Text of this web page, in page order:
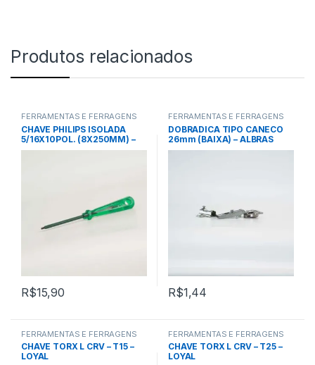
Produtos relacionados
FERRAMENTAS E FERRAGENS
CHAVE PHILIPS ISOLADA
5/16X10POL. (8X250MM) –
TRAMONTINA
R$15,90
FERRAMENTAS E FERRAGENS
DOBRADICA TIPO CANECO
26mm (BAIXA) – ALBRAS
R$1,44
FERRAMENTAS E FERRAGENS
CHAVE TORX L CRV – T15 –
LOYAL
FERRAMENTAS E FERRAGENS
CHAVE TORX L CRV – T25 –
LOYAL